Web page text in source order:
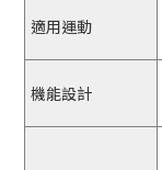
適用運動
機能設計